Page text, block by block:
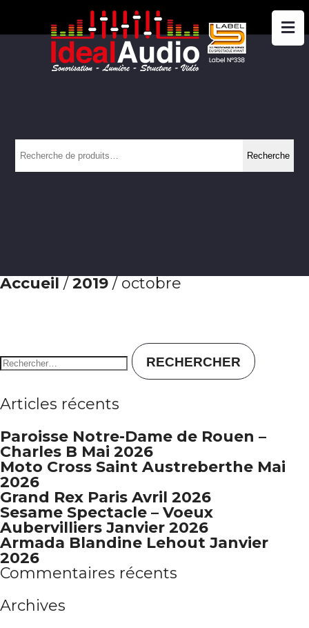
Recherche
pour :
Recherche
Accueil /2019 / octobre
Articles récents
Paroisse Notre-Dame de Rouen –
Charles B Mai 2026
Moto Cross Saint Austreberthe Mai
2026
Grand Rex Paris Avril 2026
Sesame Spectacle – Voeux
Aubervilliers Janvier 2026
Armada Blandine Lehout Janvier
2026
Commentaires récents
Archives